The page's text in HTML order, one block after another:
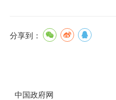
分享到：
中国政府网